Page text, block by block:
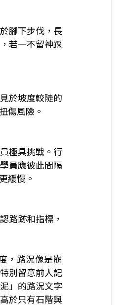
腳下步伐，長
若一不留神踩
於坡度較陡的
傷風險。
極具挑戰。行
員應彼此間隔
緩慢。
路跡和指標，
，路況像是崩
別留意前人記
」的路況文字
於只有石階與